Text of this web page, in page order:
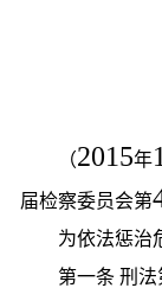
（2015年
届检察委员会第
为依法惩治
第一条 刑